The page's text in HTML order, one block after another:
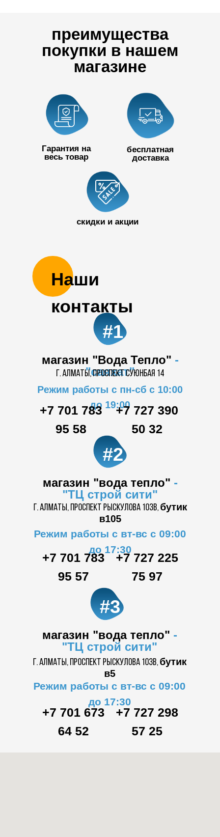
преимущества
покупки в нашем
магазине
Гарантия на
весь товар
бесплатная
доставка
скидки и акции
Наши
контакты
магазин "Вода Тепло" -
"саяхат"
#1
г. Алматы, проспект суюнбая 14
магазин "вода тепло" -
"ТЦ строй сити"
г. Алматы, проспект Рыскулова 103в, бутик
в105
Режим работы с пн-сб с 10:00
до 19:00
Режим работы с вт-вс с 09:00
до 17:30
магазин "вода тепло" -
"ТЦ строй сити"
#3
г. Алматы, проспект Рыскулова 103в, бутик
в5
Режим работы с вт-вс с 09:00
до 17:30
+7 701 783
95 58
+7 727 390
50 32
+7 701 783
95 57
+7 727 225
75 97
+7 701 673
64 52
+7 727 298
57 25
#2
+7 727 390
50 32